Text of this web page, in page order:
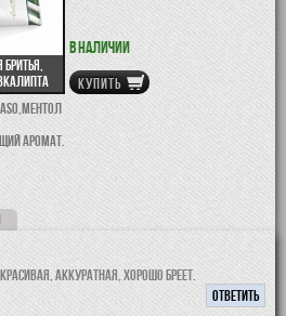
аромат.
В наличии
КУПИТЬ
аккуратная, хорошо бреет.
ОТВЕТИТЬ